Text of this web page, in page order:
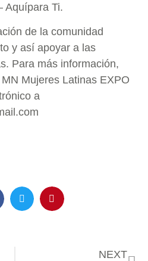
Aquípara Ti.
de la comunidad
y así apoyar a las
Para más información,
Mujeres Latinas EXPO
a
NEXT